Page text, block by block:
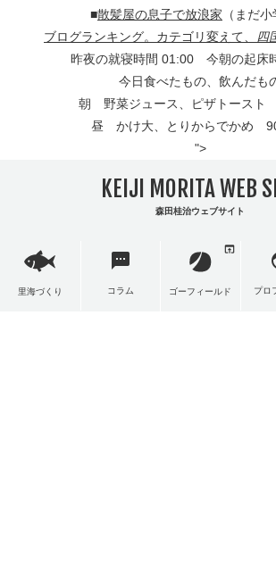
■散髪屋の息子で放浪家 （まだ小
ブログランキング。カテゴリ変えて、
四
昨夜の就寝時間 01:00 今朝の起床
今日食べたもの、飲んだも
朝 野菜ジュース、ピザトースト
昼 かけ大、とりからでかめ
">
KEIJI MORITA WEB
森田桂治ウェブサイト
里海づくり
sms
コラム ゴーフィールド
open_in_browser
プロ